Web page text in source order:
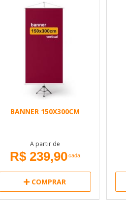
BANNER 150X300CM
A partir de
R$ 239,90 cada
COMPRAR